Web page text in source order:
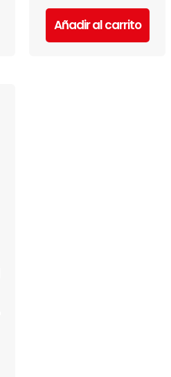
Añadir al carrito